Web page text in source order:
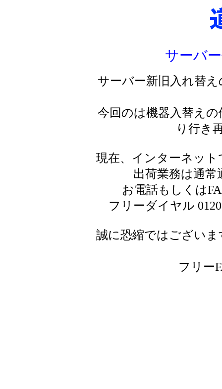
サーバ
サーバー新旧入れ替
今回のは機器入替え
り行き
現在、インターネッ
出荷業務は通
お電話もしくは
フリーダイヤル
誠に恐縮ではござい
フリー